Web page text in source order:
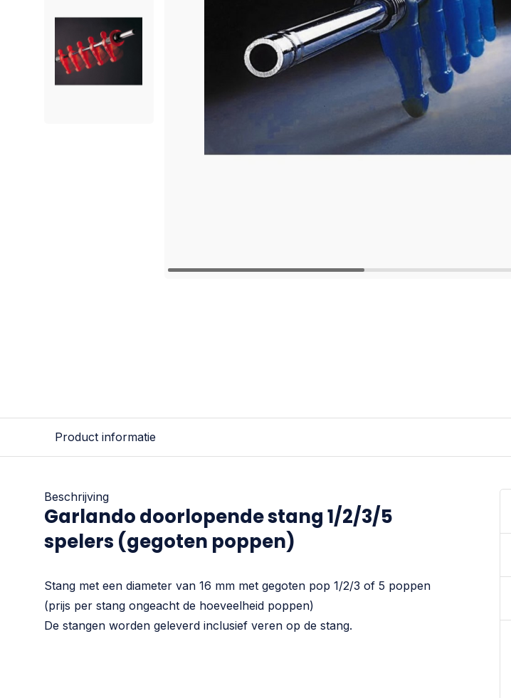
Product informatie
Beschrijving
Garlando doorlopende stang 1/2/3/5
spelers (gegoten poppen)
Stang met een diameter van 16 mm met gegoten pop 1/2/3 of 5 poppen
(prijs per stang ongeacht de hoeveelheid poppen)
De stangen worden geleverd inclusief veren op de stang.